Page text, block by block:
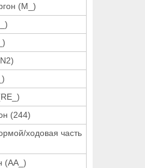
(M_)
(244)
ходовая часть
(AA_)